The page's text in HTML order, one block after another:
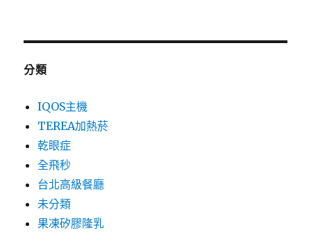
分類
IQOS主機
TEREA加熱菸
乾眼症
全飛秒
台北高級餐廳
未分類
果凍矽膠隆乳